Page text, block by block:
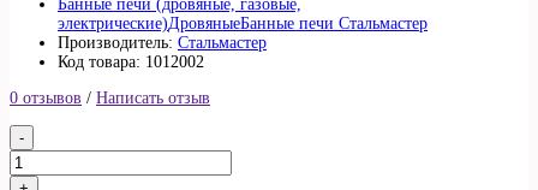
Банные печи (дровяные, газовые,
электрические)ДровяныеБанные печи Стальмастер
Производитель: Стальмастер
Код товара: 1012002
0 отзывов / Написать отзыв